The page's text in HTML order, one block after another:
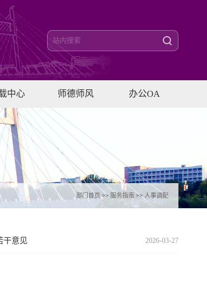
中心 师德师风 办公OA
部门首页 >> 服务指南 >> 人事调配
2026-03-27
干意见